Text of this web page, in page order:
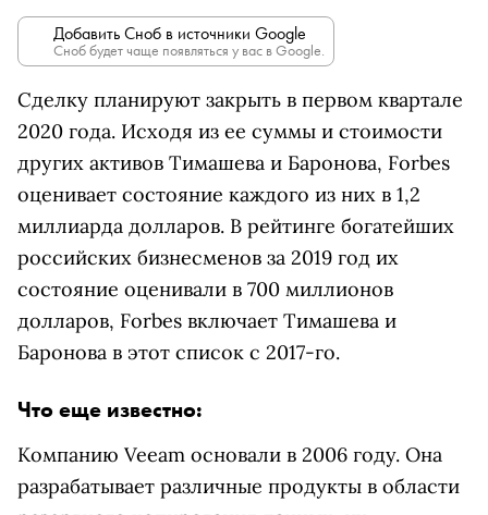
Добавить Сноб в источники Google
Сноб будет чаще появляться у вас в Google.
Сделку планируют закрыть в первом квартале
2020 года. Исходя из ее суммы и стоимости
других активов Тимашева и Баронова, Forbes
оценивает состояние каждого из них в 1,2
миллиарда долларов. В рейтинге богатейших
российских бизнесменов за 2019 год их
состояние оценивали в 700 миллионов
долларов, Forbes включает Тимашева и
Баронова в этот список с 2017-го.
Что еще известно:
Компанию Veeam основали в 2006 году. Она
разрабатывает различные продукты в области